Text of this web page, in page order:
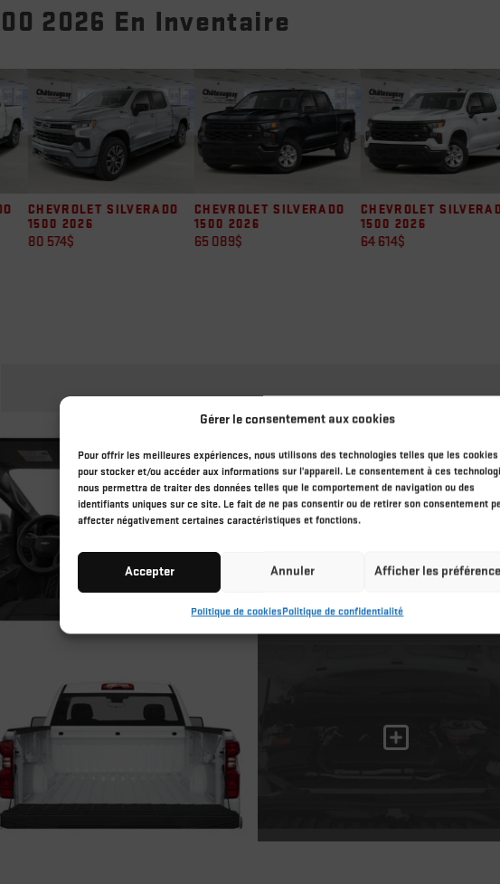
Gérer le consentement aux cookies
Pour offrir les meilleures expériences, nous utilisons des technologies telles que les cookies
pour stocker et/ou accéder aux informations sur l'appareil. Le consentement à ces
nous permettra de traiter des données telles que le comportement de navigation ou des
identifiants uniques sur ce site. Le fait de ne pas consentir ou de retirer son consentement
affecter négativement certaines caractéristiques et fonctions.
Accepter Annuler Afficher les
Politique de cookiesPolitique de confidentialité
2026 En Inventaire
CHEVROLET SILVERADO
1500 2026
65 089
CHEVROLET SILVERADO
1500 2026
64 614$
CHEVROLET
1500 2026
67 684